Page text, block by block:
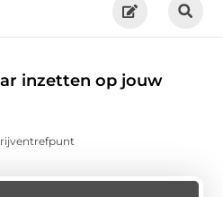
inzetten op jouw